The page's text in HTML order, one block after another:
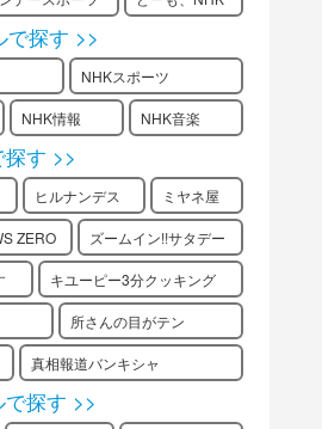
で探す >>
NHKスポーツ
NHK情報 NHK音楽
す >>
ヒルナンデス ミヤネ屋
ZERO ズームイン!!サタデー
キユーピー3分クッキング
所さんの目がテン
真相報道バンキシャ
探す >>